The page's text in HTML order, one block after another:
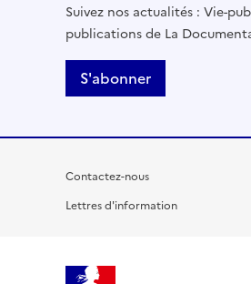
Suivez nos actualités : Vie-
publications de La
S'abonner
Contactez-nous
Lettres d'information